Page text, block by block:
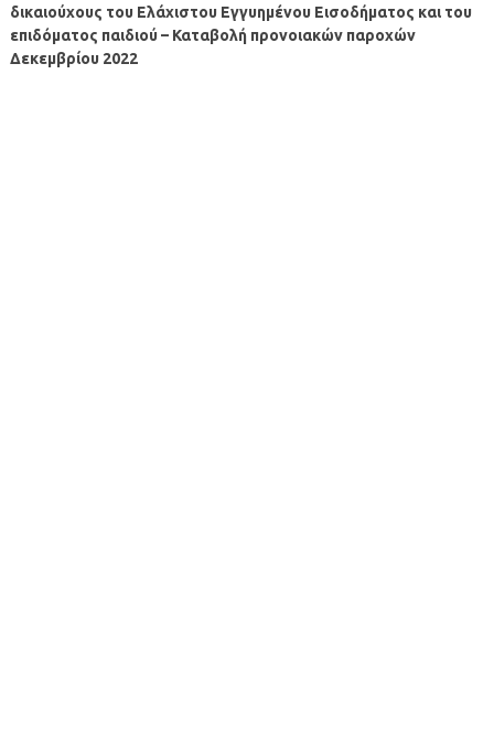
δικαιούχους του Ελάχιστου Εγγυημένου Εισοδήματος και του
επιδόματος παιδιού – Καταβολή προνοιακών παροχών
Δεκεμβρίου 2022